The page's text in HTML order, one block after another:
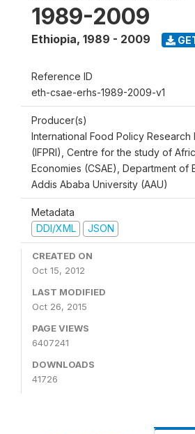
1989-2009
Ethiopia, 1989 - 2009
Reference ID
eth-csae-erhs-1989-2009-v1
Producer(s)
International Food Policy Research
(IFPRI), Centre for the study of
Economies (CSAE), Department of
Addis Ababa University (AAU)
Metadata
DDI/XML
JSON
CREATED ON
Oct 15, 2012
LAST MODIFIED
Oct 26, 2015
PAGE VIEWS
6407241
DOWNLOADS
41726